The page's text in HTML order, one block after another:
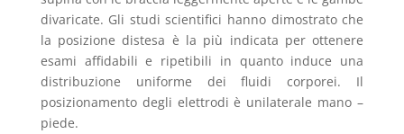
divaricate. Gli studi scientifici hanno dimostrato che
la posizione distesa è la più indicata per ottenere
esami affidabili e ripetibili in quanto induce una
distribuzione uniforme dei fluidi corporei. Il
posizionamento degli elettrodi è unilaterale mano –
piede.